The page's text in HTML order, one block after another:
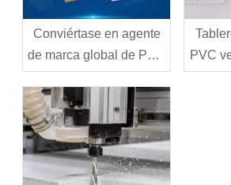
Conviértase en agente
de marca global de PVC
de Jinbao
PVC